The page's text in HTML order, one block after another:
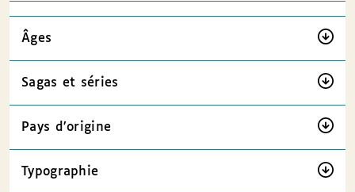
Âges
Sagas et séries
Pays d’origine
Typographie